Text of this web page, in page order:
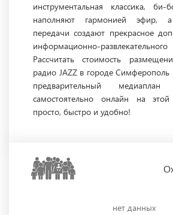
инструментальная классика,
наполняют гармонией эфир,
передачи создают прекрасное
информационно-
Рассчитать стоимость
радио JAZZ в городе
предварительный
самостоятельно онлайн на
просто, быстро и удобно!
нет данных